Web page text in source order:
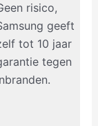
risico,
geeft
tot 10 jaar
tegen